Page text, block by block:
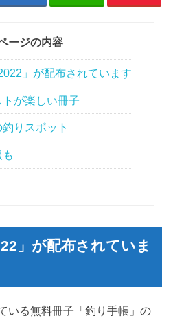
ージの内容
」が配布されています
が楽しい冊子
りスポット
」が配布されていま
いる無料冊子「釣り手帳」の